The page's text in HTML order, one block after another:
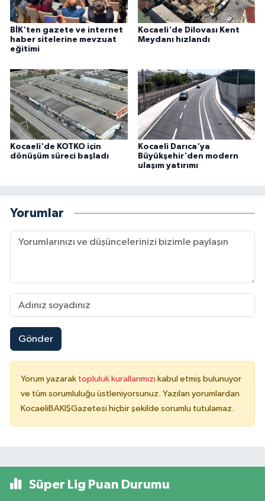
BİK'ten gazete ve internet
haber sitelerine mevzuat
eğitimi
Kocaeli'de Dilovası Kent
Meydanı hızlandı
Kocaeli'de KOTKO için
dönüşüm süreci başladı
Kocaeli Darıca'ya
Büyükşehir'den modern
ulaşım yatırımı
Yorumlar
Gönder
Yorum yazarak topluluk kurallarımızı kabul etmiş bulunuyor
ve tüm sorumluluğu üstleniyorsunuz. Yazılan yorumlardan
KocaeliBAKIŞGazetesi hiçbir şekilde sorumlu tutulamaz.
Süper Lig Puan Durumu